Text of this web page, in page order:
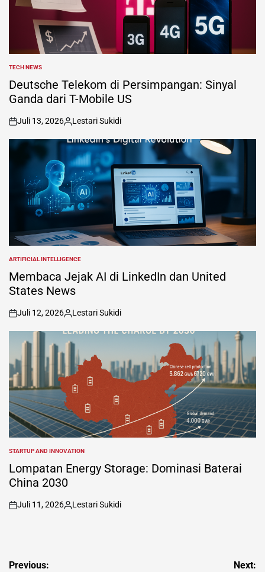
POSTED
IN
TECH NEWS
Deutsche Telekom di Persimpangan: Sinyal
Ganda dari T-Mobile US
on
Juli 13, 2026
Posted
by
Lestari Sukidi
POSTED
IN
ARTIFICIAL INTELLIGENCE
Membaca Jejak AI di LinkedIn dan United
States News
on
Juli 12, 2026
Posted
by
Lestari Sukidi
POSTED
IN
STARTUP AND INNOVATION
Lompatan Energy Storage: Dominasi Baterai
China 2030
on
Juli 11, 2026
Posted
Lestari Sukidi
Navigasi
Previous: Next: